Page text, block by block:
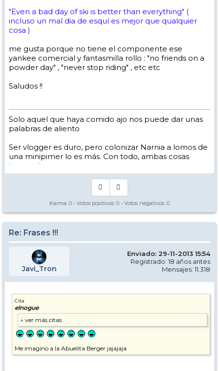
"Even a bad day of ski is better than everything" (
incluso un mal dia de esquí es mejor que qualquier
cosa )
me gusta porque no tiene el componente ese
yankee comercial y fantasmilla rollo : "no friends on a
powder day" , "never stop riding" , etc etc
Saludos !!
Solo aquel que haya comido ajo nos puede dar unas
palabras de aliento
Ser vlogger es duro, pero colonizar Narnia a lomos de
una minipimer lo es más. Con todo, ambas cosas
intento hacer.
Yo hago esquí extremo : voy de extremo a extremo
Los caminos del esquí son inescrotables ...
Karma: 0 - Votos positivos: 0 - Votos negativos: 0
Re: Frases !!!
Javi_Tron
Enviado: 29-11-2013 15:54
Registrado: 18 años antes
Mensajes: 11.318
Cita
elnogue
Me imagino a la Abuelita Berger jajajaja